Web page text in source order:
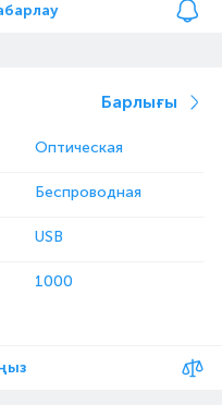
Барлығы
Оптическая
Беспроводная
USB
1000